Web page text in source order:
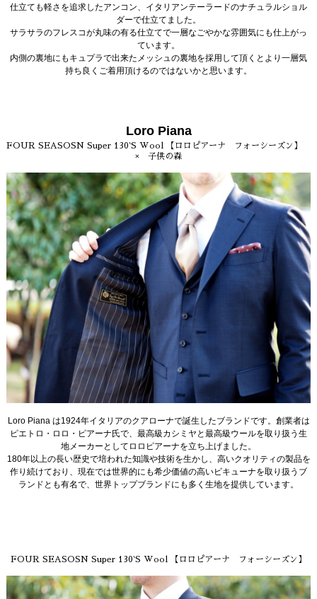
仕立ても軽さを追求したアンコン、イタリアンテーラードのナチュラルショル
ダーで仕立てました。
サラサラのフレスコが丸味の有る仕立てで一層なごやかな雰囲気にも仕上がっ
ています。
内側の裏地にもキュプラで出来たメッシュの裏地を採用して頂くとより一層気
持ち良くご着用頂けるのではないかと思います。
Loro Piana
FOUR SEASOSN Super 130`S Wool 【ロロピアーナ フォーシーズン】
× 子供の森
Loro Piana は1924年イタリアのクアローナで誕生したブランドです。創業者は
ピエトロ・ロロ・ピアーナ氏で、最高級カシミヤと最高級ウールを取り扱う生
地メーカーとしてロロピアーナを立ち上げました。
180年以上の長い歴史で培われた知識や技術を生かし、高いクオリティの製品を
作り続けており、現在では世界的にも希少価値の高いビキューナを取り扱うブ
ランドとも有名で、世界トップブランドにも多く生地を提供しています。
FOUR SEASOSN Super 130`S Wool 【ロロピアーナ フォーシーズン】